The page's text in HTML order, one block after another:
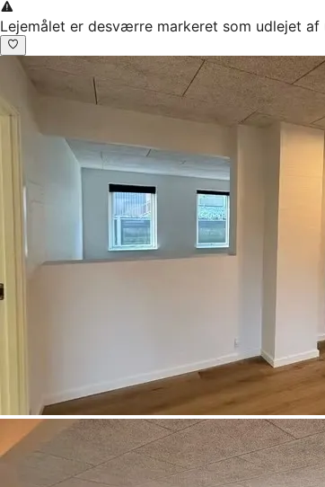
Lejemålet er desværre markeret som udlejet af